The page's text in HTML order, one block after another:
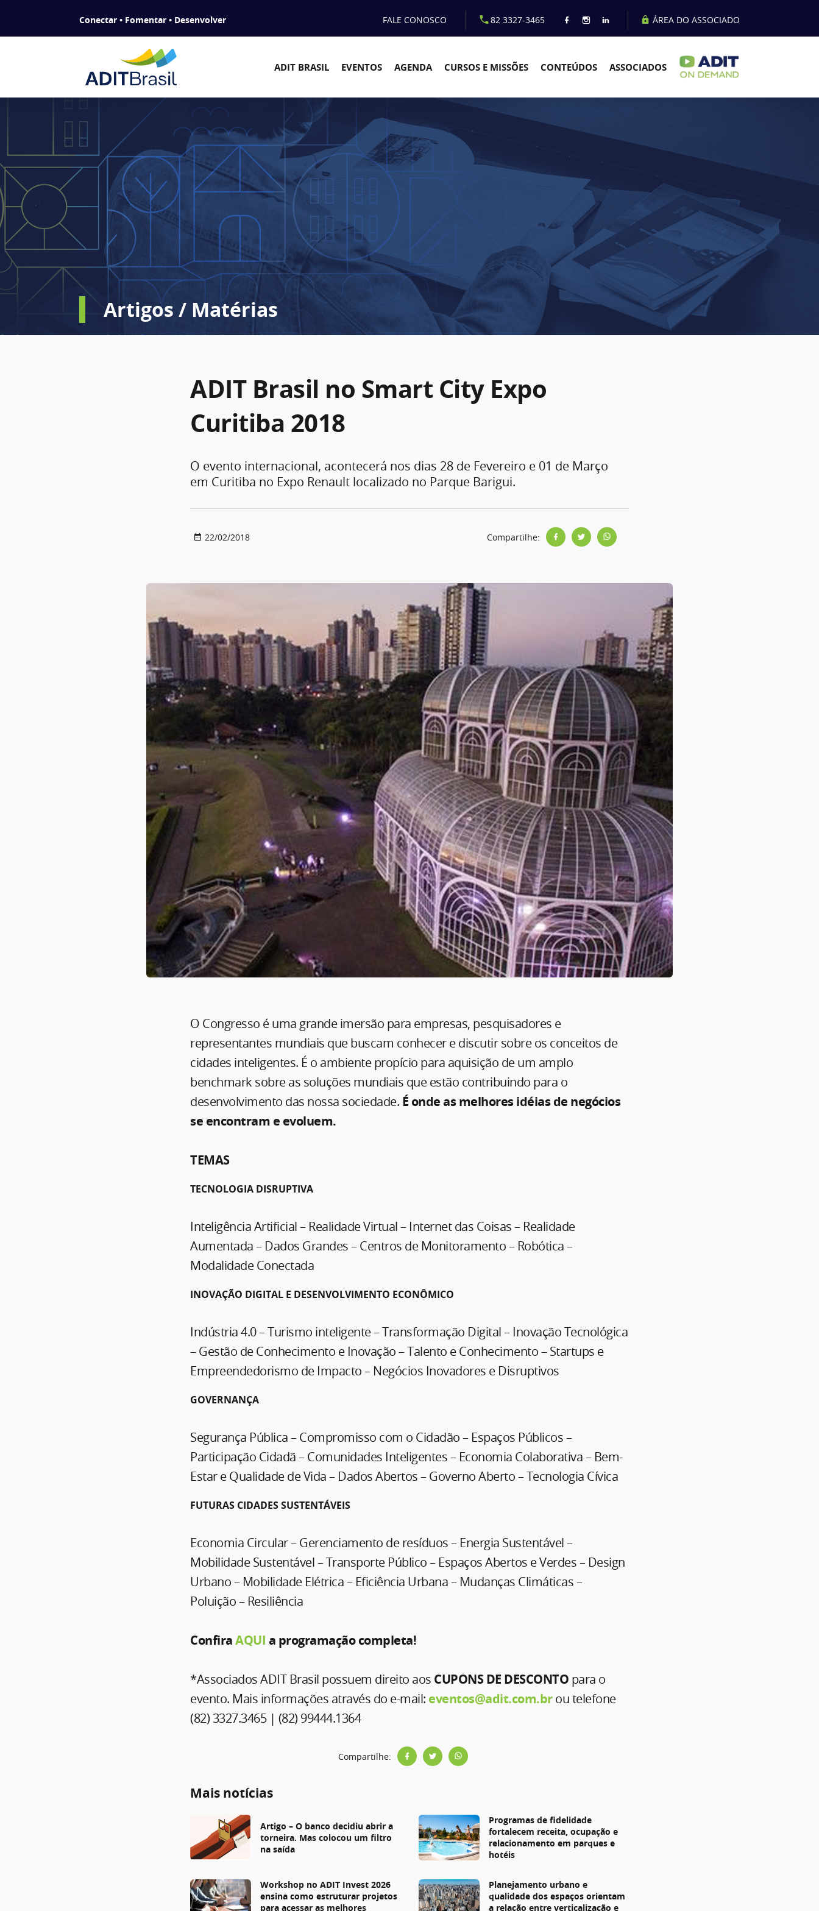
Conectar • Fomentar • Desenvolver FALE CONOSCO 82 3327-3465 ÁREA DO ASSOCIADO
ADIT BRASIL EVENTOS AGENDA CURSOS E MISSÕES CONTEÚDOS ASSOCIADOS
Artigos / Matérias
ADIT Brasil no Smart City Expo
Curitiba 2018
O evento internacional, acontecerá nos dias 28 de Fevereiro e 01 de Março
em Curitiba no Expo Renault localizado no Parque Barigui.
22/02/2018 Compartilhe:
O Congresso é uma grande imersão para empresas, pesquisadores e
representantes mundiais que buscam conhecer e discutir sobre os conceitos de
cidades inteligentes. É o ambiente propício para aquisição de um amplo
benchmark sobre as soluções mundiais que estão contribuindo para o
desenvolvimento das nossa sociedade. É onde as melhores idéias de negócios
se encontram e evoluem.
TEMAS
TECNOLOGIA DISRUPTIVA
Inteligência Artificial – Realidade Virtual – Internet das Coisas – Realidade
Aumentada – Dados Grandes – Centros de Monitoramento – Robótica –
Modalidade Conectada
INOVAÇÃO DIGITAL E DESENVOLVIMENTO ECONÔMICO
Indústria 4.0 – Turismo inteligente – Transformação Digital – Inovação Tecnológica
– Gestão de Conhecimento e Inovação – Talento e Conhecimento – Startups e
Empreendedorismo de Impacto – Negócios Inovadores e Disruptivos
GOVERNANÇA
Segurança Pública – Compromisso com o Cidadão – Espaços Públicos –
Participação Cidadã – Comunidades Inteligentes – Economia Colaborativa – Bem-
Estar e Qualidade de Vida – Dados Abertos – Governo Aberto – Tecnologia Cívica
FUTURAS CIDADES SUSTENTÁVEIS
Economia Circular – Gerenciamento de resíduos – Energia Sustentável –
Mobilidade Sustentável – Transporte Público – Espaços Abertos e Verdes – Design
Urbano – Mobilidade Elétrica – Eficiência Urbana – Mudanças Climáticas –
Poluição – Resiliência
ConfiraAQUI a programação completa!
*Associados ADIT Brasil possuem direito aos CUPONS DE DESCONTO para o
evento. Mais informações através do e-mail: eventos@adit.com.brou telefone
(82) 3327.3465 | (82) 99444.1364
Compartilhe:
Mais notícias
Artigo – O banco decidiu abrir a
torneira. Mas colocou um filtro
na saída
Programas de fidelidade
fortalecem receita, ocupação e
relacionamento em parques e
hotéis
Workshop no ADIT Invest 2026
ensina como estruturar projetos
para acessar as melhores
Planejamento urbano e
qualidade dos espaços orientam
a relação entre verticalização e